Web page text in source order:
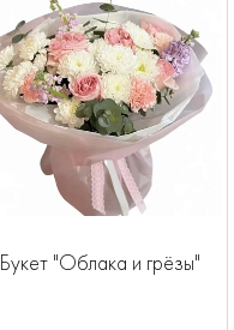
Букет "Облака и грёзы"